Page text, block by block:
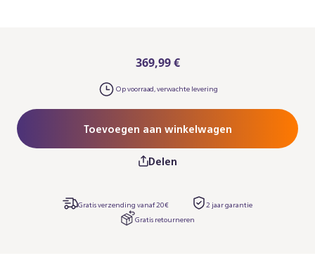
369,99 €
Op voorraad, verwachte levering
Toevoegen aan winkelwagen
Delen
Gratis verzending vanaf 20€
2 jaar garantie​
Gratis retourneren